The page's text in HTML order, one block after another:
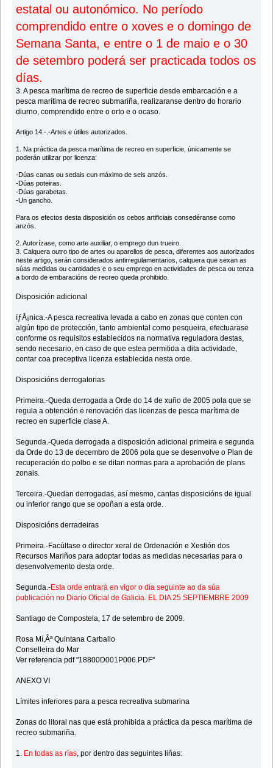
estatal ou autonómico. No período
comprendido entre o xoves e o domingo de
Semana Santa, e entre o 1 de maio e o 30
de setembro poderá ser practicada todos os
días.
3. A pesca marítima de recreo de superficie desde embarcación e a
pesca marítima de recreo submariña, realizaranse dentro do horario
diurno, comprendido entre o orto e o ocaso.
Artigo 14.-.-Artes e útiles autorizados.
1. Na práctica da pesca marítima de recreo en superficie, únicamente se
poderán utilizar por licenza:
-Dúas canas ou sedais cun máximo de seis anzós.
-Dúas poteiras.
-Dúas garabetas.
-Un gancho.
Para os efectos desta disposición os cebos artificiais consedéranse como
anzós.
2. Autorízase, como arte auxiliar, o emprego dun trueiro.
3. Calquera outro tipo de artes ou aparellos de pesca, diferentes aos autorizados
neste artigo, serán considerados antirregulamentarios, calquera que sexan as
súas medidas ou cantidades e o seu emprego en actividades de pesca ou tenza
a bordo de embaracións de recreo queda prohibido.
Disposición adicional
íƒÅ¡nica.-A pesca recreativa levada a cabo en zonas que conten con
algún tipo de protección, tanto ambiental como pesqueira, efectuarase
conforme os requisitos establecidos na normativa reguladora destas,
sendo necesario, en caso de que estea permitida a dita actividade,
contar coa preceptiva licenza establecida nesta orde.
Disposicións derrogatorias
Primeira.-Queda derrogada a Orde do 14 de xuño de 2005 pola que se
regula a obtención e renovación das licenzas de pesca marítima de
recreo en superficie clase A.
Segunda.-Queda derrogada a disposición adicional primeira e segunda
da Orde do 13 de decembro de 2006 pola que se desenvolve o Plan de
recuperación do polbo e se ditan normas para a aprobación de plans
zonais.
Terceira.-Quedan derrogadas, así mesmo, cantas disposicións de igual
ou inferior rango que se opoñan a esta orde.
Disposicións derradeiras
Primeira.-Facúltase o director xeral de Ordenación e Xestión dos
Recursos Mariños para adoptar todas as medidas necesarias para o
desenvolvemento desta orde.
Segunda.-Esta orde entrará en vigor o día seguinte ao da súa
publicación no Diario Oficial de Galicia. EL DIA 25 SEPTIEMBRE 2009
Santiago de Compostela, 17 de setembro de 2009.
Rosa Mí‚Âª Quintana Carballo
Conselleira do Mar
Ver referencia pdf "18800D001P006.PDF"
ANEXO VI
Límites inferiores para a pesca recreativa submarina
Zonas do litoral nas que está prohibida a práctica da pesca marítima de
recreo submariña.
1. En todas as rías, por dentro das seguintes liñas: